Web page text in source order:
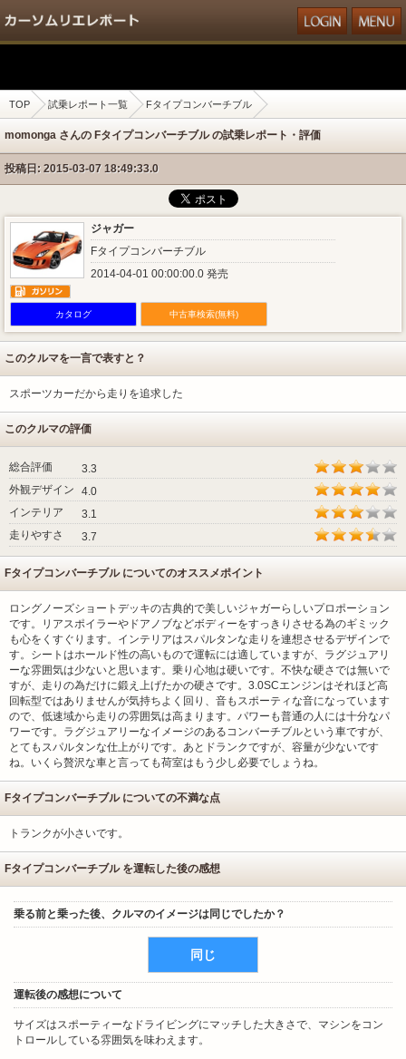
TOP 試乗レポート一覧 Fタイプコンバーチブル
momonga さんの Fタイプコンバーチブル の試乗レポート・評価
投稿日: 2015-03-07 18:49:33.0
ジャガー
Fタイプコンバーチブル
2014-04-01 00:00:00.0 発売
カタログ 中古車検索(無料)
このクルマを一言で表すと？
スポーツカーだから走りを追求した
このクルマの評価
総合評価
3.3
外観デザイン
4.0
インテリア
3.1
走りやすさ
3.7
Fタイプコンバーチブル についてのオススメポイント
ロングノーズショートデッキの古典的で美しいジャガーらしいプロポーション
です。リアスポイラーやドアノブなどボディーをすっきりさせる為のギミック
も心をくすぐります。インテリアはスパルタンな走りを連想させるデザインで
す。シートはホールド性の高いもので運転には適していますが、ラグジュアリ
ーな雰囲気は少ないと思います。乗り心地は硬いです。不快な硬さでは無いで
すが、走りの為だけに鍛え上げたかの硬さです。3.0SCエンジンはそれほど高
回転型ではありませんが気持ちよく回り、音もスポーティな音になっています
ので、低速域から走りの雰囲気は高まります。パワーも普通の人には十分なパ
ワーです。ラグジュアリーなイメージのあるコンバーチブルという車ですが、
とてもスパルタンな仕上がりです。あとドランクですが、容量が少ないです
ね。いくら贅沢な車と言っても荷室はもう少し必要でしょうね。
Fタイプコンバーチブル についての不満な点
トランクが小さいです。
Fタイプコンバーチブル を運転した後の感想
乗る前と乗った後、クルマのイメージは同じでしたか？
同じ
運転後の感想について
サイズはスポーティーなドライビングにマッチした大きさで、マシンをコン
トロールしている雰囲気を味わえます。